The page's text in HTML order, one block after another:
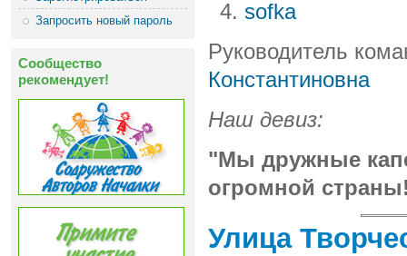
Запросить новый пароль
Сообщество
рекомендует!
sofka
Руководитель
Константиновна
Наш девиз:
"Мы дружные
огромной
Улица